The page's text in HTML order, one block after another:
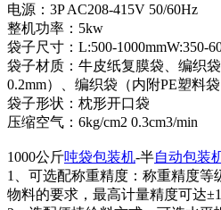
电源：3P AC208-415V 50/60Hz
整机功率：5kw
袋子尺寸：L:500-1000mmW:350-
袋子材质：牛皮纸复膜袋、编织
0.2mm）、编织袋（内附PE塑料
袋子形状：枕形开口袋
压缩空气：6kg/cm2 0.3cm3/min
1000公斤吨袋包装机-半自动包装
1、可选配称重精度：称重精度等
物料的要求，最高计量精度可达